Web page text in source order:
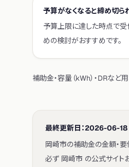
予算がなくなると締め切ら
予算上限に達した時点で受
めの検討がおすすめです。
補助金・容量（kWh）・DRなど
最終更新日：2026-06-18
岡崎市の補助金の金額・要
必ず 岡崎市 の公式サイト